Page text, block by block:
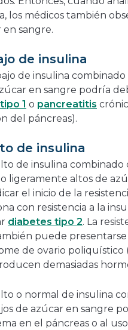
los médicos también
sangre.
de insulina
de insulina combinado
en sangre podría
1 o pancreatitis
del páncreas).
de insulina
de insulina combinado
ligeramente altos de
el inicio de la
con resistencia a la
diabetes tipo 2. La
puede presentarse
de ovario poliquístico
demasiadas
o normal de insulina
de azúcar en sangre
en el páncreas o al